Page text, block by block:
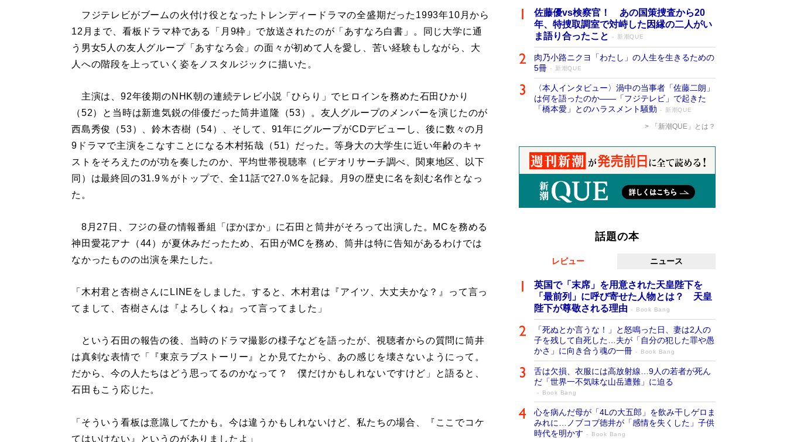
フジテレビがブームの火付け役となったトレンディードラマの全盛期だった1993年10月から
12月まで、看板ドラマ枠である「月9枠」で放送されたのが「あすなろ白書」。同じ大学に通
う男女5人の友人グループ「あすなろ会」の面々が初めて人を愛し、苦い経験もしながら、大
人への階段を上っていく姿をノスタルジックに描いた。
主演は、92年後期のNHK朝の連続テレビ小説「ひらり」でヒロインを務めた石田ひかり
（52）と当時は新進気鋭の俳優だった筒井道隆（53）。友人グループのメンバーを演じたのが
西島秀俊（53）、鈴木杏樹（54）、そして、91年にグループがCDデビューし、後に数々の月
9ドラマで主演をこなすことになる木村拓哉（51）だった。等身大の大学生に近い年齢のキャ
ストをそろえたのが功を奏したのか、平均世帯視聴率（ビデオリサーチ調べ、関東地区、以下
同）は最終回の31.9％がトップで、全11話で27.0％を記録。月9の歴史に名を刻む名作となっ
た。
8月27日、フジの昼の情報番組「ぽかぽか」に石田と筒井がそろって出演した。MCを務める
神田愛花アナ（44）が夏休みだったため、石田がMCを務め、筒井は特に告知があるわけでは
なかったものの出演を果たした。
「木村君と杏樹さんにLINEをしました。すると、木村君は『アイツ、大丈夫かな？』って言っ
てまして、杏樹さんは『よろしくね』って言ってました」
という石田の報告の後、当時のドラマ撮影の様子などを語ったが、視聴者からの質問に筒井
は真剣な表情で「『東京ラブストーリー』とか見てたから、あの感じを壊さないようにって。
だから、今の人たちはどう思ってるのかなって？ 僕だけかもしれないですけど」と語ると、
石田もこう応じた。
「そういう看板は意識してたかも。今は違うかもしれないけど、私たちの場合、『ここでコケ
てはいけない』というのがありましたよ」
佐藤優vs検察官！ あの国策捜査から20
年、特捜取調室で対峙した因縁の二人がい
ま語り合ったこと
新潮QUE
肉乃小路ニクヨ「わたし」の人生を生きるための
5冊
新潮QUE
〈本人インタビュー〉渦中の当事者「佐藤二朗」
は何を語ったのか――「フジテレビ」で起きた
「橋本愛」とのハラスメント騒動
新潮QUE
「新潮QUE」とは？
話題の本
レビュー ニュース
英国で「末席」を用意された天皇陛下を
「最前列」に呼び寄せた人物とは？ 天皇
陛下が尊敬される理由
Book Bang
「死ぬとか言うな！」と怒鳴った日、妻は2人の
子を残して自死した…夫が「自分の犯した罪や愚
かさ」に向き合う魂の一冊
Book Bang
舌は欠損、衣服には高放射線…9人の若者が死ん
だ「世界一不気味な山岳遭難」に迫る
Book Bang
心を病んだ母が「4Lの大五郎」を飲み干しゲロま
みれに…ノブコブ徳井が「感情を失くした」子供
時代を明かす
Book Bang